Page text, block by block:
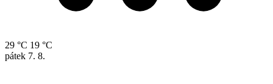
29 °C 19 °C
pátek 7. 8.